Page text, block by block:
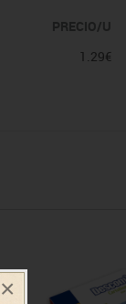
×
PRECIO/U
1.29€